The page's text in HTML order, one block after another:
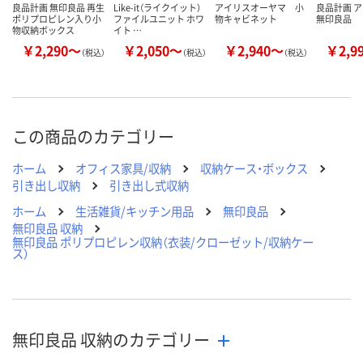
良品計画 無印良品 再生
ポリプロピレン入り小
物収納ボックス
￥2,290～（税込）
Like-it（ライクイット）
ファイルユニット ホワ
イト …
￥2,050～（税込）
アイリスオーヤマ 小
物キャビネット
￥2,940～（税込）
良品計画
無印良品
￥
この商品のカテゴリー
ホーム オフィス家具/収納
収納ケース・ボックス
引き出し収納
引き出し式収納
ホーム
生活雑貨/キッチン用品
無印良品
無印良品 収納
無印良品 ポリプロピレン収納（衣装/クローゼット/収納ケー
ス）
無印良品 収納のカテゴリー